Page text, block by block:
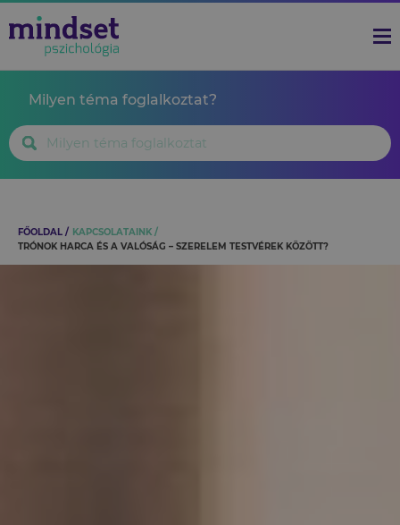
Milyen téma foglalkoztat?
FŐOLDAL
KAPCSOLATAINK
TRÓNOK HARCA ÉS A VALÓSÁG – SZERELEM TESTVÉREK KÖZÖTT?